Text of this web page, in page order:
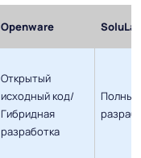
Openware
Открытый
исходный код/
Гибридная
разработка
Полный